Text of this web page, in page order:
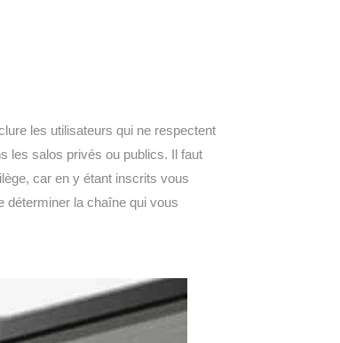
les utilisateurs qui ne respectent
les salos privés ou publics. Il faut
car en y étant inscrits vous
déterminer la chaîne qui vous